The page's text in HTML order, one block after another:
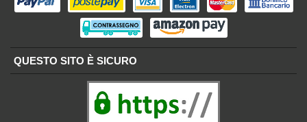
QUESTO SITO È SICURO